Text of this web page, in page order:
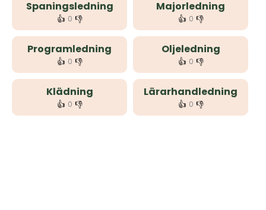
Spaningsledning
👍 0 👎
Majorledning
👍 0 👎
Programledning
👍 0 👎
Oljeledning
👍 0 👎
Klädning
👍 0 👎
Lärarhandledning
👍 0 👎